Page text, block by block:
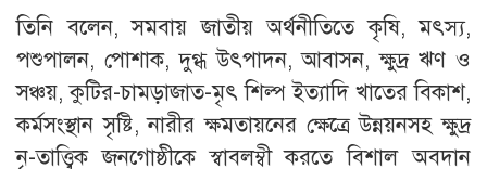
তিনি বলেন, সমবায় জাতীয় অর্থনীতিতে কৃষি, মৎস্য,
পশুপালন, পোশাক, দুগ্ধ উৎপাদন, আবাসন, ক্ষুদ্র ঋণ ও
সঞ্চয়, কুটির-চামড়াজাত-মৃৎ শিল্প ইত্যাদি খাতের বিকাশ,
কর্মসংস্থান সৃষ্টি, নারীর ক্ষমতায়নের ক্ষেত্রে উন্নয়নসহ ক্ষুদ্র
নৃ-তাত্ত্বিক জনগোষ্ঠীকে স্বাবলম্বী করতে বিশাল অবদান